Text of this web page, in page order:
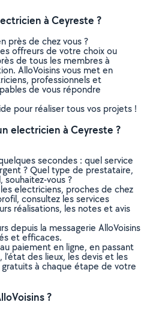
à Ceyreste ?
près de chez vous ?
offreurs de votre choix ou
de tous les membres à
AlloVoisins vous met en
professionnels et
de vous répondre
pour réaliser tous vos projets !
electricien à Ceyreste ?
secondes : quel service
? Quel type de prestataire,
souhaitez-vous ?
electriciens, proches de chez
consultez les services
réalisations, les notes et avis
depuis la messagerie AlloVoisins
et efficaces.
paiement en ligne, en passant
des lieux, les devis et les
à chaque étape de votre
?